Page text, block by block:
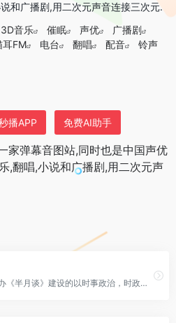
和广播剧,用二次元声音连接三次元.
3D音乐 催眠 声优
广播剧
耳FM 电台 翻唱 配音 铃声
播APP 免费AI助手
家弹幕音图站,同时也是中国声优
,翻唱,小说和广播剧,用二次元声
半月谈网，是新华社主办《半月谈》建设的以时事政治，时政热点，时事新闻，时事评论，政策解读，时政新闻要闻为主的大型时政专业平台，相约网上半月谈，与您共话天下事！网站不定期开设专题，就某一重大时政主题进行集纳式报道，最近开设了“十八届三中全会 深化改革新航标”专题，目前已上稿150多篇。此前还开设了“中国梦”、“党的群众路线教育实践活动”等专题。此外，网站还设有媒体集萃、文化、教育、健康、旅游等栏目和频道。